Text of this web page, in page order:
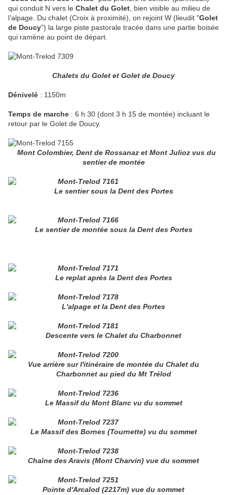
qui conduit N vers le Chalet du Golet , bien visible au milieu de
l’alpage. Du chalet (Croix à proximité), on rejoint W (lieudit "Golet
de Doucy") la large piste pastorale tracée dans une partie boisée
qui ramène au point de départ.
Chalets du Golet et Golet de Doucy
Dénivelé : 1150m
Temps de marche : 6 h 30 (dont 3 h 15 de montée) incluant le
retour par le Golet de Doucy.
Mont Colombier, Dent de Rossanaz et Mont Julioz vus du
sentier de montée
Le sentier sous la Dent des Portes
Le sentier de montée sous la Dent des Portes
Le replat après la Dent des Portes
L'alpage et la Dent des Portes
Descente vers le Chalet du Charbonnet
Vue arrière sur l'itinéraire de montée du Chalet du
Charbonnet au pied du Mt Trélod
Le Massif du Mont Blanc vu du sommet
Le Massif des Bornes (Tournette) vu du sommet
Chaîne des Aravis (Mont Charvin) vue du sommet
Pointe d'Arcalod (2217m) vue du sommet